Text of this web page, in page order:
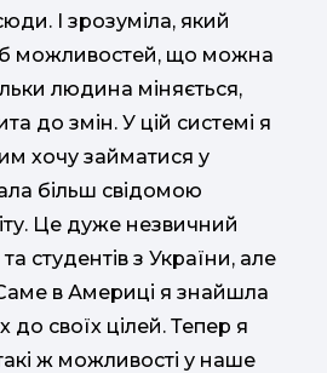
І зрозуміла, який
можливостей, що можна
людина міняється,
до змін. У цій системі я
хочу займатися у
більш свідомою
Це дуже незвичний
студентів з України, але
в Америці я знайшла
своїх цілей. Тепер я
ж можливості у наше